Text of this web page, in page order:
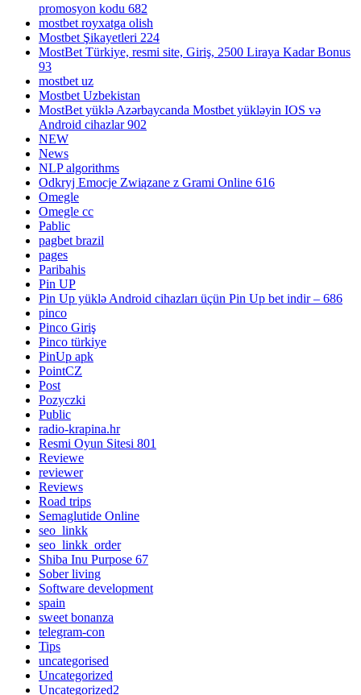
promosyon kodu 682
mostbet royxatga olish
Mostbet Şikayetleri 224
MostBet Türkiye, resmi site, Giriş, 2500 Liraya Kadar Bonus
93
mostbet uz
Mostbet Uzbekistan
MostBet yüklə Azərbaycanda Mostbet yükləyin IOS və
Android cihazlar 902
NEW
News
NLP algorithms
Odkryj Emocje Związane z Grami Online 616
Omegle
Omegle cc
Pablic
pagbet brazil
pages
Paribahis
Pin UP
Pin Up yüklə Android cihazları üçün Pin Up bet indir – 686
pinco
Pinco Giriş
Pinco türkiye
PinUp apk
PointCZ
Post
Pozyczki
Public
radio-krapina.hr
Resmi Oyun Sitesi 801
Reviewe
reviewer
Reviews
Road trips
Semaglutide Online
seo_linkk
seo_linkk_order
Shiba Inu Purpose 67
Sober living
Software development
spain
sweet bonanza
telegram-con
Tips
uncategorised
Uncategorized
Uncategorized2